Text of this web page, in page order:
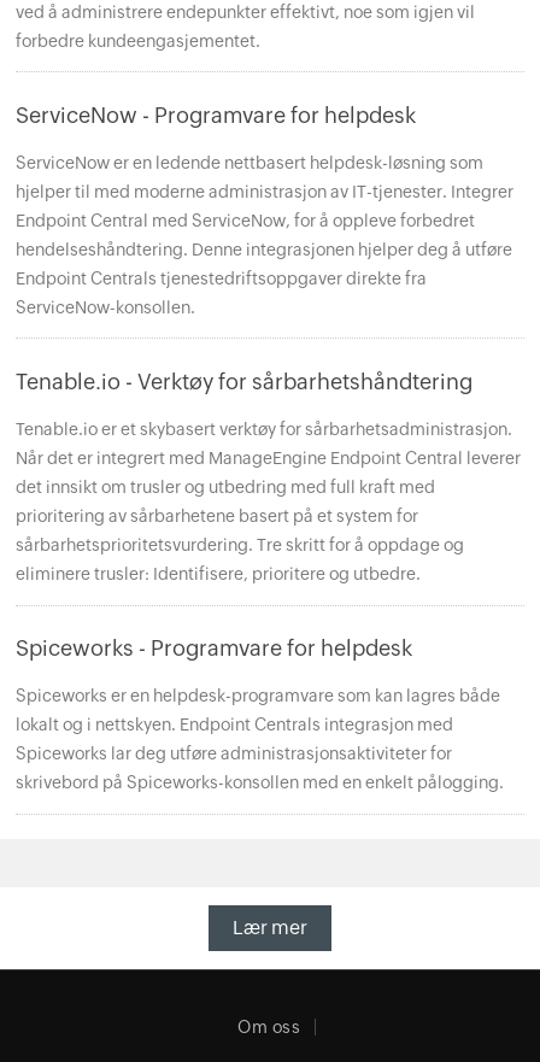
ved å administrere endepunkter effektivt, noe som igjen vil
forbedre kundeengasjementet.
ServiceNow - Programvare for helpdesk
ServiceNow er en ledende nettbasert helpdesk-løsning som
hjelper til med moderne administrasjon av IT-tjenester. Integrer
Endpoint Central med ServiceNow, for å oppleve forbedret
hendelseshåndtering. Denne integrasjonen hjelper deg å utføre
Endpoint Centrals tjenestedriftsoppgaver direkte fra
ServiceNow-konsollen.
Tenable.io - Verktøy for sårbarhetshåndtering
Tenable.io er et skybasert verktøy for sårbarhetsadministrasjon.
Når det er integrert med ManageEngine Endpoint Central leverer
det innsikt om trusler og utbedring med full kraft med
prioritering av sårbarhetene basert på et system for
sårbarhetsprioritetsvurdering. Tre skritt for å oppdage og
eliminere trusler: Identifisere, prioritere og utbedre.
Spiceworks - Programvare for helpdesk
Spiceworks er en helpdesk-programvare som kan lagres både
lokalt og i nettskyen. Endpoint Centrals integrasjon med
Spiceworks lar deg utføre administrasjonsaktiviteter for
skrivebord på Spiceworks-konsollen med en enkelt pålogging.
Lær mer
Om oss